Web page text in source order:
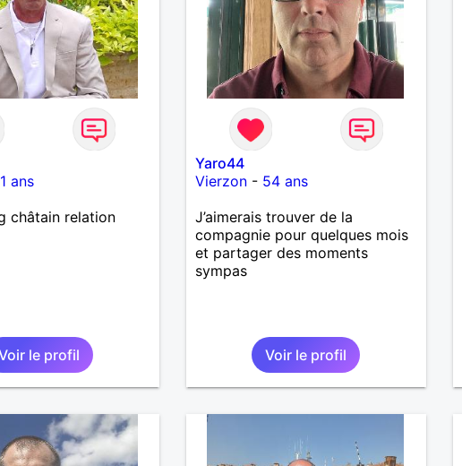
ans
châtain relation
le profil
Yaro44
Vierzon- 54 ans
J’aimerais trouver de la
compagnie pour quelques mois
et partager des moments
sympas
Voir le profil